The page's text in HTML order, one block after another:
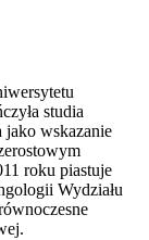
studia
jako wskazanie
roku piastuje
Wydziału